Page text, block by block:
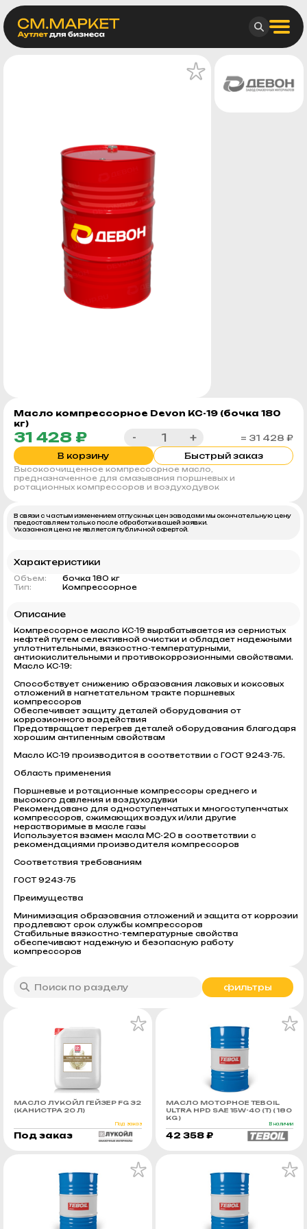
Масло компрессорное Devon КС-19 (бочка 180
кг)
31 428 ₽ - +
= 31 428 ₽
В корзину
Быстрый заказ
Высокоочищенное компрессорное масло,
предназначенное для смазывания поршневых и
ротационных компрессоров и воздуходувок
В связи с частым изменением отпускных цен заводами мы окончательную цену
предоставляем только после обработки вашей заявки.
Указанная цена не является публичной офертой.
Характеристики
Объем:
бочка 180 кг
Тип:
Компрессорное
Описание
Компрессорное масло КС-19 вырабатывается из сернистых
нефтей путем селективной очистки и обладает надежными
уплотнительными, вязкостно-температурными,
антиокислительными и противокоррозионными свойствами.
Масло КС-19:
Способствует снижению образования лаковых и коксовых
отложений в нагнетательном тракте поршневых
компрессоров
Обеспечивает защиту деталей оборудования от
коррозионного воздействия
Предотвращает перегрев деталей оборудования благодаря
хорошим антипенным свойствам
Масло КС-19 производится в соответствии с ГОСТ 9243-75.
Область применения
Поршневые и ротационные компрессоры среднего и
высокого давления и воздуходувки
Рекомендовано для одноступенчатых и многоступенчатых
компрессоров, сжимающих воздух и/или другие
нерастворимые в масле газы
Используется взамен масла МС-20 в соответствии с
рекомендациями производителя компрессоров
Соответствия требованиям
ГОСТ 9243-75
Преимущества
Минимизация образования отложений и защита от коррозии
продлевают срок службы компрессоров
Стабильные вязкостно-температурные свойства
обеспечивают надежную и безопасную работу
компрессоров
фильтры
МАСЛО ЛУКОЙЛ ГЕЙЗЕР FG 32
(КАНИСТРА 20 Л)
Под заказ
Под заказ
МАСЛО МОТОРНОЕ TEBOIL
ULTRA HPD SAE 15W-40 (Т) ( 180
KG )
В наличии
42 358 ₽